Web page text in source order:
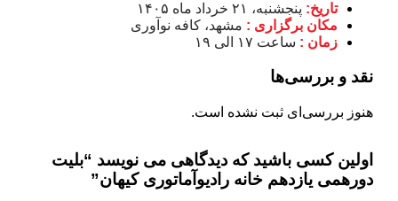
تاریخ: پنجشنبه، ۲۱ خرداد ماه ۱۴۰۵
مکان برگزاری : مشهد، کافه نوآوری
زمان : ساعت ۱۷ الی ۱۹
نقد و بررسی‌ها
هنوز بررسی‌ای ثبت نشده است.
اولین کسی باشید که دیدگاهی می نویسد “بلیت
دورهمی یازدهم خانه رادیوآماتوری کیهان”